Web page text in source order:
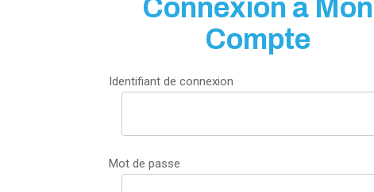
Connexion à Mon
Compte
Identifiant de connexion
Mot de passe